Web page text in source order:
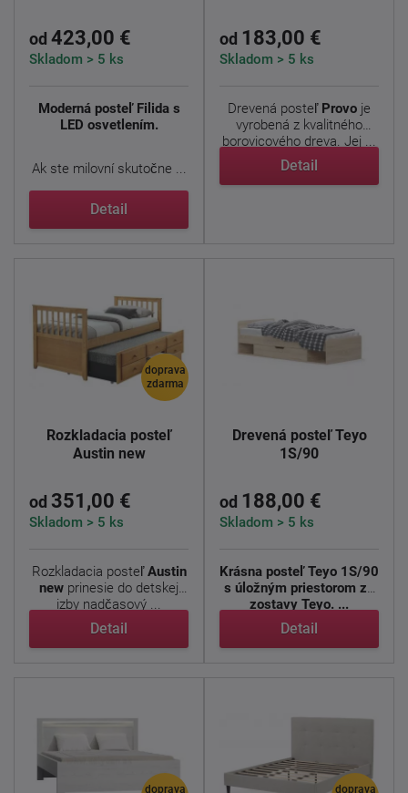
od 423,00 €
Skladom > 5 ks
Moderná posteľ Filida s
LED osvetlením.
Ak ste milovní skutočne ...
Detail
od 183,00 €
Skladom > 5 ks
Drevená posteľ Provo je
vyrobená z kvalitného
borovicového dreva. Jej ...
Detail
doprava
zdarma
Rozkladacia posteľ
Austin new
od 351,00 €
Skladom > 5 ks
Rozkladacia posteľAustin
new prinesie do detskej
izby nadčasový ...
Detail
Drevená posteľ Teyo
1S/90
od 188,00 €
Skladom > 5 ks
Krásna posteľ Teyo 1S/90
s úložným priestorom zo
zostavy Teyo. ...
Detail
doprava
doprava